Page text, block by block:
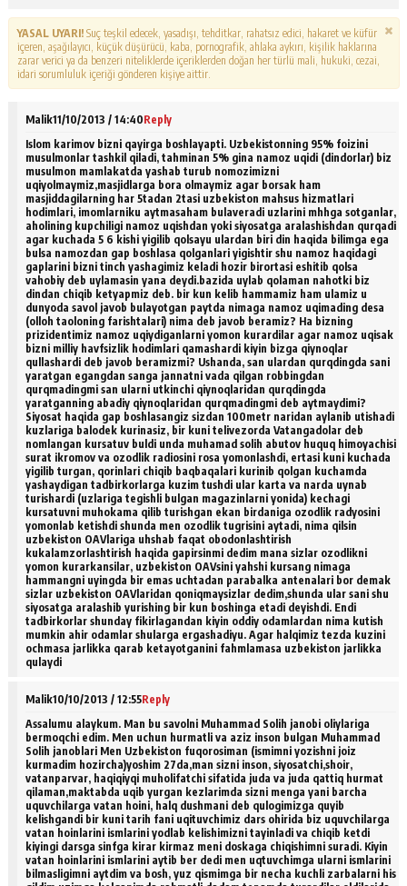
YASAL UYARI!Suç teşkil edecek, yasadışı, tehditkar, rahatsız edici, hakaret ve küfür
içeren, aşağılayıcı, küçük düşürücü, kaba, pornografik, ahlaka aykırı, kişilik haklarına
zarar verici ya da benzeri niteliklerde içeriklerden doğan her türlü mali, hukuki, cezai,
idari sorumluluk içeriği gönderen kişiye aittir.
Malik11/10/2013 / 14:40Reply
Islom karimov bizni qayirga boshlayapti. Uzbekistonning 95% foizini
musulmonlar tashkil qiladi, tahminan 5% gina namoz uqidi (dindorlar) biz
musulmon mamlakatda yashab turub nomozimizni
uqiyolmaymiz,masjidlarga bora olmaymiz agar borsak ham
masjiddagilarning har 5tadan 2tasi uzbekiston mahsus hizmatlari
hodimlari, imomlarniku aytmasaham bulaveradi uzlarini mhhga sotganlar,
aholining kupchiligi namoz uqishdan yoki siyosatga aralashishdan qurqadi
agar kuchada 5 6 kishi yigilib qolsayu ulardan biri din haqida bilimga ega
bulsa namozdan gap boshlasa qolganlari yigishtir shu namoz haqidagi
gaplarini bizni tinch yashagimiz keladi hozir birortasi eshitib qolsa
vahobiy deb uylamasin yana deydi.bazida uylab qolaman nahotki biz
dindan chiqib ketyapmiz deb. bir kun kelib hammamiz ham ulamiz u
dunyoda savol javob bulayotgan paytda nimaga namoz uqimading desa
(olloh taoloning farishtalari) nima deb javob beramiz? Ha bizning
prizidentimiz namoz uqiydiganlarni yomon kurardilar agar namoz uqisak
bizni milliy havfsizlik hodimlari qamashardi kiyin bizga qiynoqlar
qullashardi deb javob beramizmi? Ushanda, san ulardan qurqdingda sani
yaratgan egangdan sanga jannatni vada qilgan robbingdan
qurqmadingmi san ularni utkinchi qiynoqlaridan qurqdingda
yaratganning abadiy qiynoqlaridan qurqmadingmi deb aytmaydimi?
Siyosat haqida gap boshlasangiz sizdan 100metr naridan aylanib utishadi
kuzlariga balodek kurinasiz, bir kuni telivezorda Vatangadolar deb
nomlangan kursatuv buldi unda muhamad solih abutov huquq himoyachisi
surat ikromov va ozodlik radiosini rosa yomonlashdi, ertasi kuni kuchada
yigilib turgan, qorinlari chiqib baqbaqalari kurinib qolgan kuchamda
yashaydigan tadbirkorlarga kuzim tushdi ular karta va narda uynab
turishardi (uzlariga tegishli bulgan magazinlarni yonida) kechagi
kursatuvni muhokama qilib turishgan ekan birdaniga ozodlik radyosini
yomonlab ketishdi shunda men ozodlik tugrisini aytadi, nima qilsin
uzbekiston OAVlariga uhshab faqat obodonlashtirish
kukalamzorlashtirish haqida gapirsinmi dedim mana sizlar ozodlikni
yomon kurarkansilar, uzbekiston OAVsini yahshi kursang nimaga
hammangni uyingda bir emas uchtadan parabalka antenalari bor demak
sizlar uzbekiston OAVlaridan qoniqmaysizlar dedim,shunda ular sani shu
siyosatga aralashib yurishing bir kun boshinga etadi deyishdi. Endi
tadbirkorlar shunday fikirlagandan kiyin oddiy odamlardan nima kutish
mumkin ahir odamlar shularga ergashadiyu. Agar halqimiz tezda kuzini
ochmasa jarlikka qarab ketayotganini fahmlamasa uzbekiston jarlikka
qulaydi
Malik10/10/2013 / 12:55Reply
Assalumu alaykum. Man bu savolni Muhammad Solih janobi oliylariga
bermoqchi edim. Men uchun hurmatli va aziz inson bulgan Muhammad
Solih janoblari Men Uzbekiston fuqorosiman (ismimni yozishni joiz
kurmadim hozircha)yoshim 27da,man sizni inson, siyosatchi,shoir,
vatanparvar, haqiqiyqi muholifatchi sifatida juda va juda qattiq hurmat
qilaman,maktabda uqib yurgan kezlarimda sizni menga yani barcha
uquvchilarga vatan hoini, halq dushmani deb qulogimizga quyib
kelishgandi bir kuni tarih fani uqituvchimiz dars ohirida biz uquvchilarga
vatan hoinlarini ismlarini yodlab kelishimizni tayinladi va chiqib ketdi
kiyingi darsga sinfga kirar kirmaz meni doskaga chiqishimni suradi. Kiyin
vatan hoinlarini ismlarini aytib ber dedi men uqtuvchimga ularni ismlarini
bilmasligimni aytdim va bosh, yuz qismimga bir necha kuchli zarbalarni his